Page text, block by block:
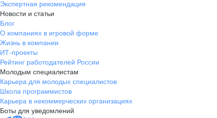
Экспертная рекомендация
Новости и статьи
Блог
О компаниях в игровой форме
Жизнь в компании
ИТ-проекты
Рейтинг работодателей России
Молодым специалистам
Карьера для молодых специалистов
Школа программистов
Карьера в некоммерческих организациях
Боты для уведомлений